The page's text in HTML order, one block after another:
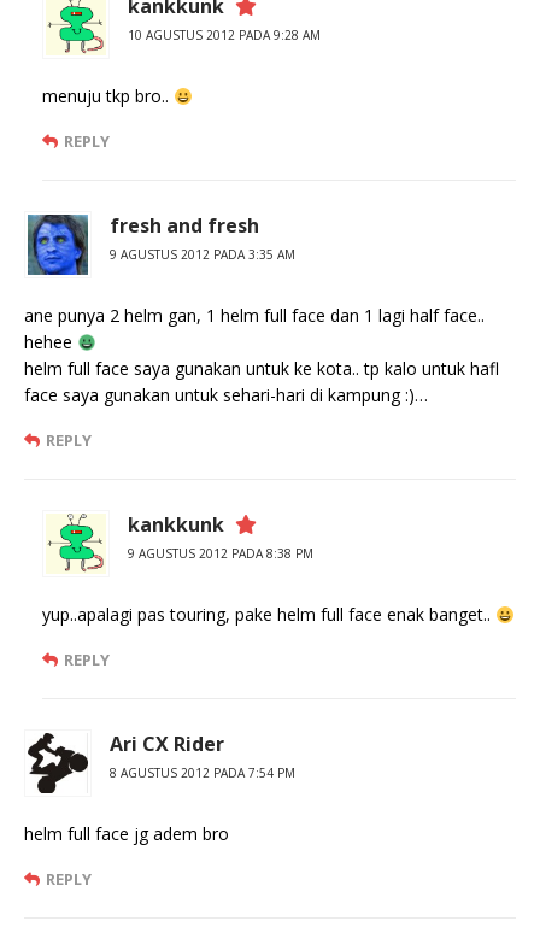
kankkunk
10 AGUSTUS 2012 PADA 9:28 AM
menuju tkp bro..
REPLY
fresh and fresh
9 AGUSTUS 2012 PADA 3:35 AM
ane punya 2 helm gan, 1 helm full face dan 1 lagi half face..
hehee
helm full face saya gunakan untuk ke kota.. tp kalo untuk hafl
face saya gunakan untuk sehari-hari di kampung :)…
REPLY
kankkunk
9 AGUSTUS 2012 PADA 8:38 PM
yup..apalagi pas touring, pake helm full face enak banget..
REPLY
Ari CX Rider
8 AGUSTUS 2012 PADA 7:54 PM
helm full face jg adem bro
REPLY